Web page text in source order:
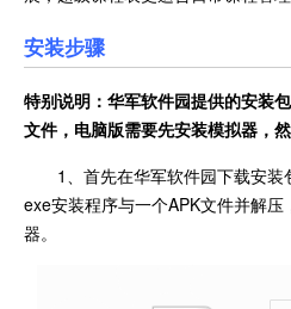
安装步骤
特别说明：华军软件园提供的安装
文件，电脑版需要先安装模拟器，
1、首先在华军软件园下载安装
exe安装程序与一个APK文件并解
器。